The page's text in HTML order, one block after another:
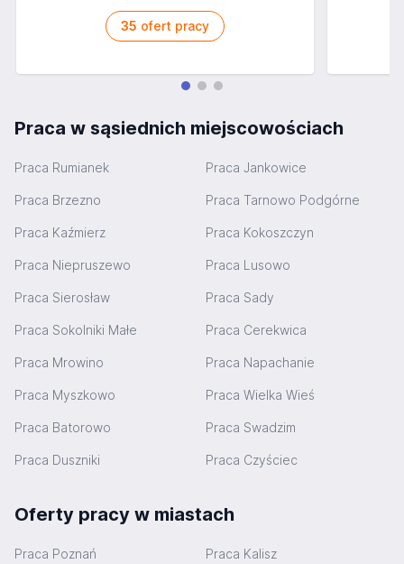
35 ofert pracy
Praca w sąsiednich miejscowościach
Praca Rumianek Praca Jankowice
Praca Brzezno Praca Tarnowo Podgórne
Praca Kaźmierz Praca Kokoszczyn
Praca Niepruszewo Praca Lusowo
Praca Sierosław Praca Sady
Praca Sokolniki Małe Praca Cerekwica
Praca Mrowino Praca Napachanie
Praca Myszkowo Praca Wielka Wieś
Praca Batorowo Praca Swadzim
Praca Duszniki Praca Czyściec
Oferty pracy w miastach
Praca Poznań Praca Kalisz